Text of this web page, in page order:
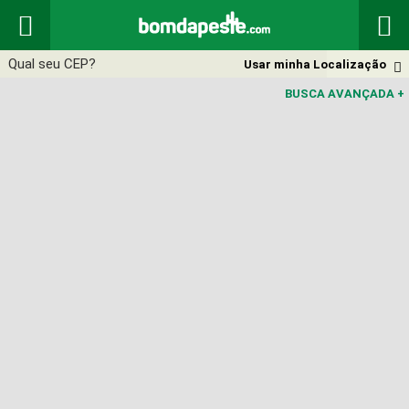
 

Usar minha Localização
BUSCA AVANÇADA +